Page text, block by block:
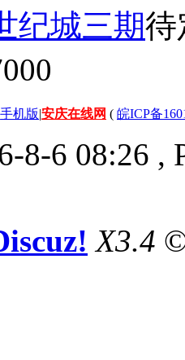
纪城三期待
手机版|安庆在线网 ( 皖ICP备
8-6 08:26 ,
X3.4